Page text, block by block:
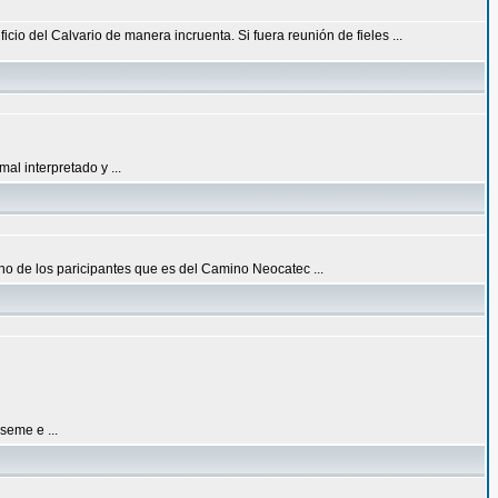
del Calvario de manera incruenta. Si fuera reunión de fieles ...
interpretado y ...
de los paricipantes que es del Camino Neocatec ...
e ...